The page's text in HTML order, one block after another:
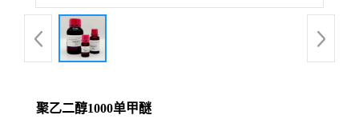
聚乙二醇1000单甲醚